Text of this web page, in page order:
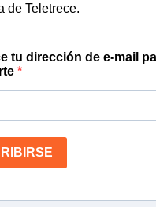
de Teletrece.
tu dirección de e-mail